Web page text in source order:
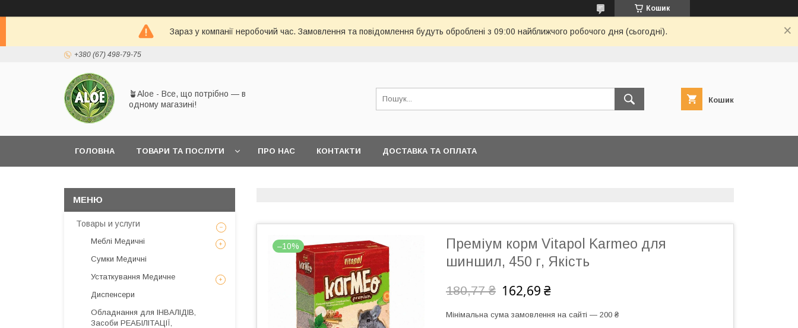
Кошик
Зараз у компанії неробочий час. Замовлення та повідомлення будуть оброблені з 09:00 найближчого робочого дня (сьогодні).
+380 (67) 498-79-75
🪴Aloe - Все, що потрібно — в
одному магазині!
Кошик
ГОЛОВНА ТОВАРИ ТА ПОСЛУГИ ПРО НАС КОНТАКТИ ДОСТАВКА ТА ОПЛАТА
–10%
Преміум корм Vitapol Karmeo для
шиншил, 450 г, Якість
180,77 ₴ 162,69 ₴
Мінімальна сума замовлення на сайті — 200 ₴
Товары и услуги
Меблі Медичні
Сумки Медичні
Устаткування Медичне
Диспенсери
Обладнання для ІНВАЛІДІВ,
Засоби РЕАБІЛІТАЦІЇ,